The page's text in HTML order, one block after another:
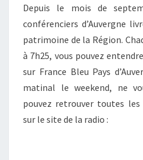
Depuis le mois de
conférenciers d’Auvergne
patrimoine de la Région.
à 7h25, vous pouvez
sur France Bleu Pays
matinal le weekend, ne
pouvez retrouver toutes les
sur le site de la radio :